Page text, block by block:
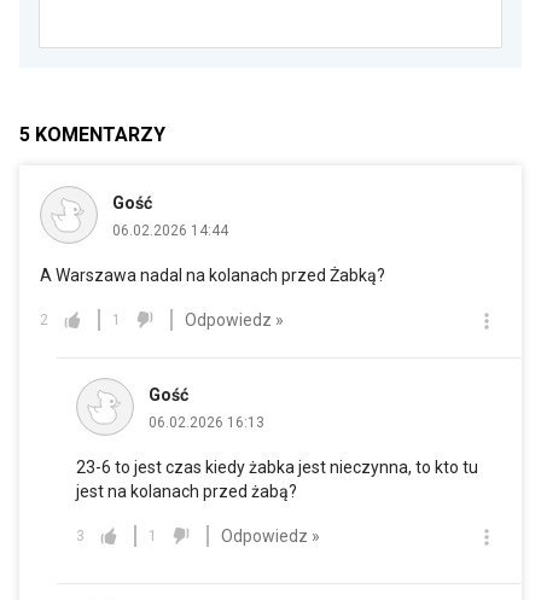
5 KOMENTARZY
Gość
06.02.2026 14:44
A Warszawa nadal na kolanach przed Żabką?
2 1 Odpowiedz »
Gość
06.02.2026 16:13
23-6 to jest czas kiedy żabka jest nieczynna, to kto tu
jest na kolanach przed żabą?
3 1 Odpowiedz »